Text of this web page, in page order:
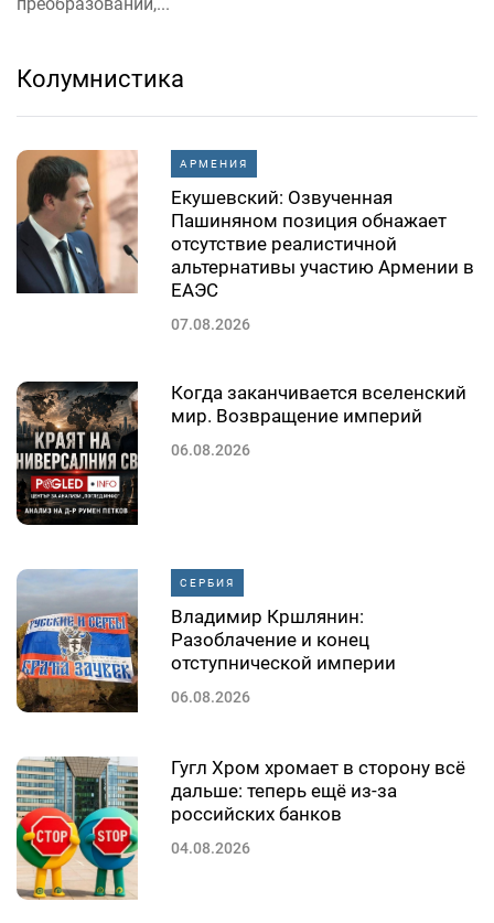
преобразований,...
Колумнистика
АРМЕНИЯ
Екушевский: Озвученная
Пашиняном позиция обнажает
отсутствие реалистичной
альтернативы участию Армении в
ЕАЭС
07.08.2026
Когда заканчивается вселенский
мир. Возвращение империй
06.08.2026
СЕРБИЯ
Владимир Кршлянин:
Разоблачение и конец
отступнической империи
06.08.2026
Гугл Хром хромает в сторону всё
дальше: теперь ещё из-за
российских банков
04.08.2026